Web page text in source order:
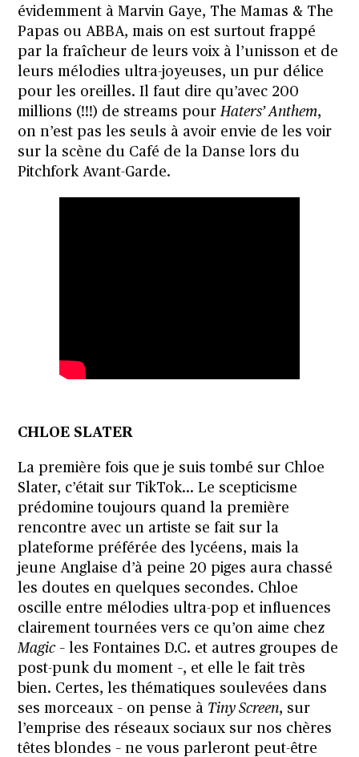
évidemment à Marvin Gaye, The Mamas & The
Papas ou ABBA, mais on est surtout frappé
par la fraîcheur de leurs voix à l’unisson et de
leurs mélodies ultra-joyeuses, un pur délice
pour les oreilles. Il faut dire qu’avec 200
millions (!!!) de streams pourHaters’ Anthem,
on n’est pas les seuls à avoir envie de les voir
sur la scène du Café de la Danse lors du
Pitchfork Avant-Garde.
CHLOE SLATER
La première fois que je suis tombé sur Chloe
Slater, c’était sur TikTok… Le scepticisme
prédomine toujours quand la première
rencontre avec un artiste se fait sur la
plateforme préférée des lycéens, mais la
jeune Anglaise d’à peine 20 piges aura chassé
les doutes en quelques secondes. Chloe
oscille entre mélodies ultra-pop et influences
clairement tournées vers ce qu’on aime chez
Magic– les Fontaines D.C. et autres groupes de
post-punk du moment –, et elle le fait très
bien. Certes, les thématiques soulevées dans
ses morceaux – on pense à Tiny Screen, sur
l’emprise des réseaux sociaux sur nos chères
têtes blondes – ne vous parleront peut-être